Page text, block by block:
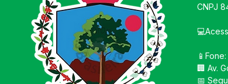
CNPJ
🏢 Av.
📅